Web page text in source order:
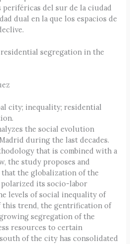
periféricas del sur de la ciudad
dual en la que los espacios de
segregation in the
city; inequality; residential
the social evolution
during the last decades.
that is combined with a
the study proposes and
the globalization of the
polarized its socio-labor
levels of social inequality of
this trend, the gentrification of
segregation of the
resources to certain
of the city has consolidated